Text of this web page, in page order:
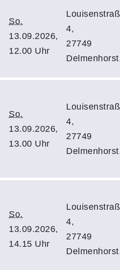
So.
13.09.2026,
12.00 Uhr
4,
27749
So.
13.09.2026,
13.00 Uhr
4,
27749
So.
13.09.2026,
14.15 Uhr
4,
27749